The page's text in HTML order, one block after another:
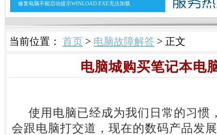
修复电脑不能启动提示WINLOAD.EXE无法加载
当前位置： 首页 > 电脑故障解答 > 正文
电脑城购买笔记本电
使用电脑已经成为我们日常的习惯
会跟电脑打交道，现在的数码产品发